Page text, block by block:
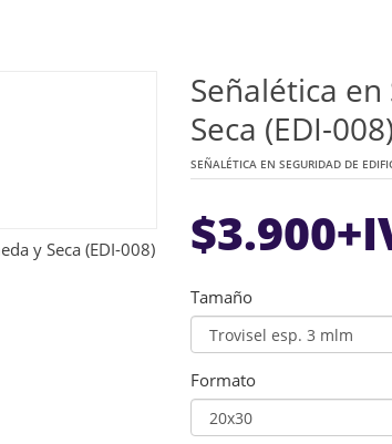
Señalética
Seca (EDI-
SEÑALÉTICA EN SEGURIDAD DE
$3.900
Tamaño
Formato